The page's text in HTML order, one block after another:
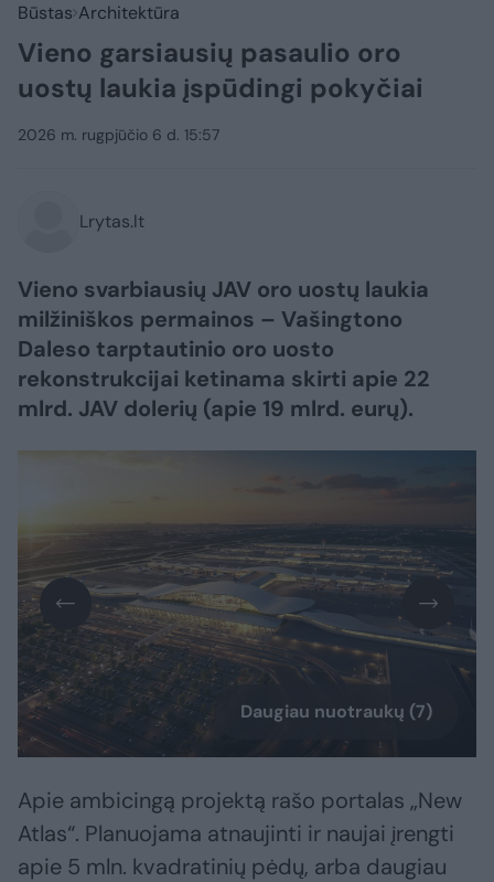
Būstas Architektūra
Vieno garsiausių pasaulio oro
uostų laukia įspūdingi pokyčiai
2026 m. rugpjūčio 6 d. 15:57
Lrytas.lt
Vieno svarbiausių JAV oro uostų laukia
milžiniškos permainos – Vašingtono
Daleso tarptautinio oro uosto
rekonstrukcijai ketinama skirti apie 22
mlrd. JAV dolerių (apie 19 mlrd. eurų).
Daugiau nuotraukų (7)
Apie ambicingą projektą rašo portalas „New
Atlas“. Planuojama atnaujinti ir naujai įrengti
apie 5 mln. kvadratinių pėdų, arba daugiau